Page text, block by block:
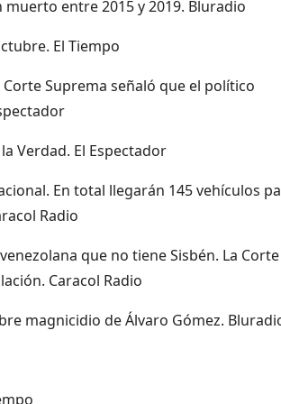
entre 2015 y 2019. Bluradio
El Tiempo
Suprema señaló que el político
Verdad. El Espectador
En total llegarán 145 vehículos
Radio
que no tiene Sisbén. La Corte
Caracol Radio
magnicidio de Álvaro Gómez.